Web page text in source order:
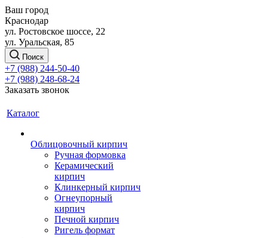
Ваш город
Краснодар
ул. Ростовское шоссе, 22
ул. Уральская, 85
Поиск
+7 (988) 244-50-40
+7 (988) 248-68-24
Заказать звонок
Каталог
Облицовочный кирпич
Ручная формовка
Керамический
кирпич
Клинкерный кирпич
Огнеупорный
кирпич
Печной кирпич
Ригель формат